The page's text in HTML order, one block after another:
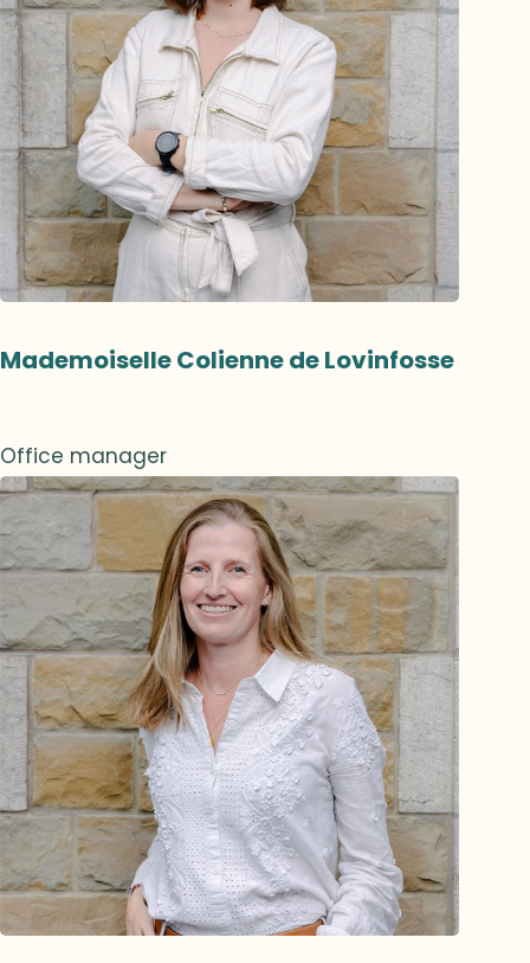
Mademoiselle Colienne de Lovinfosse
Office manager